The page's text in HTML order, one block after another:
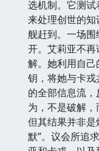
选机制。它测
来处理创世的
舰赶到。一场围
开。艾莉亚不再
解。她利用自
钥，将她与卡
的全部信息流
为，不是破解，
但其结果并非
默”。议会所追